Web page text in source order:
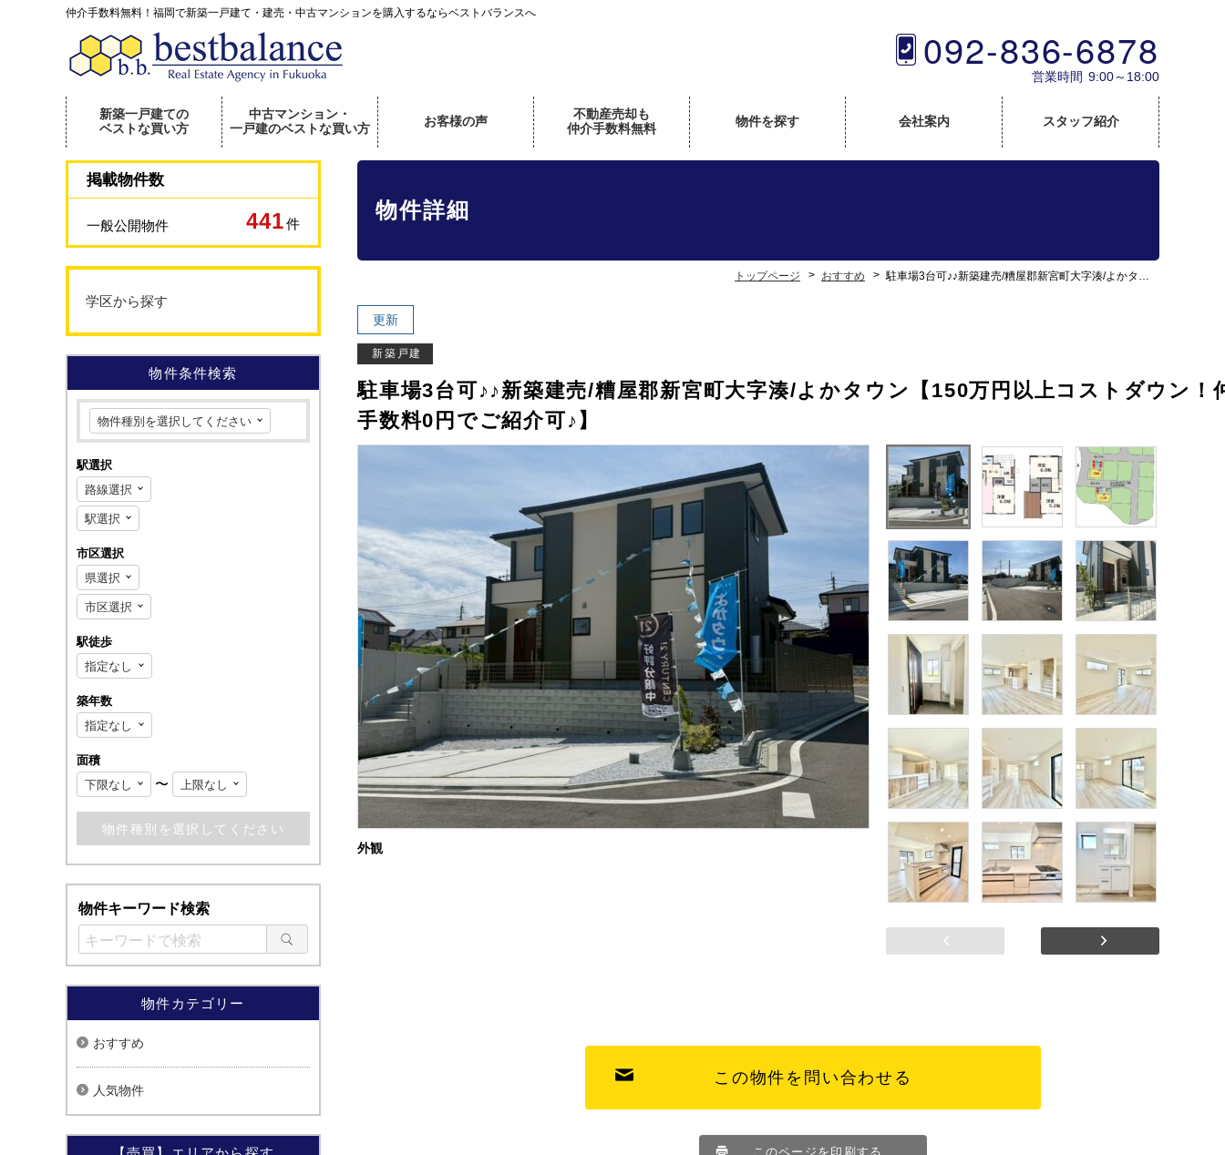
仲介手数料無料！福岡で新築一戸建て・建売・中古マンションを購入するならベストバランスへ
092-836-6878
営業時間 9:00～18:00
新築一戸建ての
ベストな買い方
中古マンション・
一戸建のベストな買い方
お客様の声
不動産売却も
仲介手数料無料
物件を探す 会社案内 スタッフ紹介
物件詳細
トップページ おすすめ 駐車場3台可♪♪新築建売/糟屋郡新宮町大字湊/よかタウン【150万円以上コストダウン！仲介手数料0円でご紹介可♪】
更新
新築戸建
駐車場3台可♪♪新築建売/糟屋郡新宮町大字湊/よかタウン【150万円以上コストダウン！
手数料0円でご紹介可♪】
外観
この物件を問い合わせる
このページを印刷する
掲載物件数
一般公開物件 441件
学区から探す
物件条件検索
駅選択
市区選択
駅徒歩
築年数
面積
〜
物件キーワード検索
物件カテゴリー
おすすめ
人気物件